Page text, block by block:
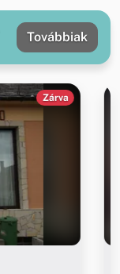
Továbbiak
Zárva